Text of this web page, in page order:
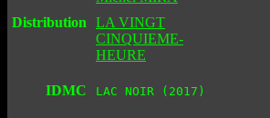
Distribution
LA VINGT
CINQUIEME-
HEURE
IDMC LAC NOIR (2017)